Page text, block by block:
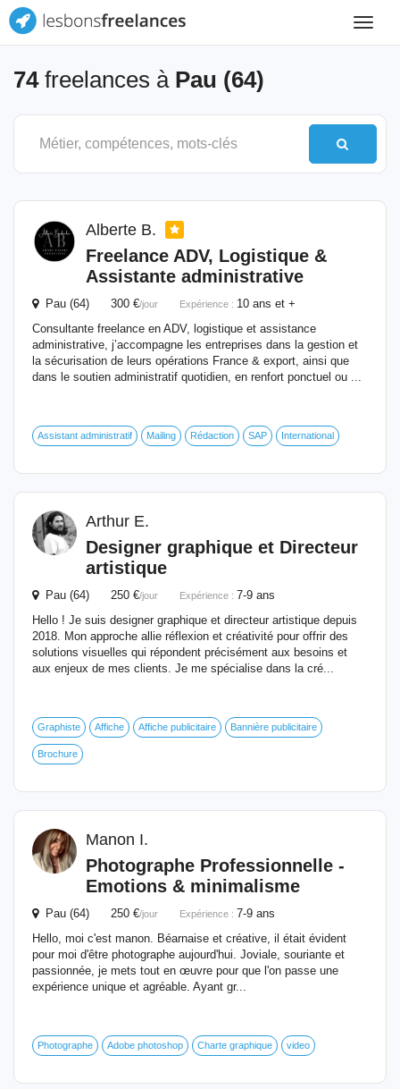
Toggle
74freelances à Pau (64)
Alberte B.
Freelance ADV, Logistique &
Assistante administrative
Pau (64) 300 €/jour Expérience : 10 ans et +
Consultante freelance en ADV, logistique et assistance
administrative, j’accompagne les entreprises dans la gestion et
la sécurisation de leurs opérations France & export, ainsi que
dans le soutien administratif quotidien, en renfort ponctuel ou ...
Assistant administratif Mailing Rédaction SAP International
Arthur E.
Designer graphique et Directeur
artistique
Pau (64) 250 €/jour Expérience : 7-9 ans
Hello ! Je suis designer graphique et directeur artistique depuis
2018. Mon approche allie réflexion et créativité pour offrir des
solutions visuelles qui répondent précisément aux besoins et
aux enjeux de mes clients. Je me spécialise dans la cré...
Graphiste Affiche Affiche publicitaire Bannière publicitaire
Brochure
Manon I.
Photographe Professionnelle -
Emotions & minimalisme
Pau (64) 250 €/jour Expérience : 7-9 ans
Hello, moi c'est manon. Béarnaise et créative, il était évident
pour moi d'être photographe aujourd'hui. Joviale, souriante et
passionnée, je mets tout en œuvre pour que l'on passe une
expérience unique et agréable. Ayant gr...
Photographe Adobe photoshop Charte graphique video